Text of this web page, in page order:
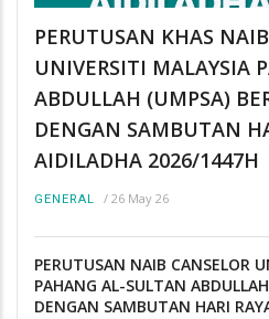
PERUTUSAN KHAS
UNIVERSITI MALAYSIA
ABDULLAH (UMPSA)
DENGAN SAMBUTAN
AIDILADHA 2026/1447H
GENERAL / 26 May 26
PERUTUSAN NAIB CANSELOR
PAHANG AL-SULTAN
DENGAN SAMBUTAN HARI